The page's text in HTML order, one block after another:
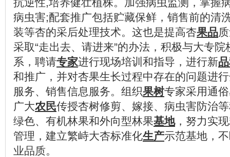
病虫害;配套推广包括贮藏保鲜，销售前的清
装等杏的采后处理技术。这也是提高杏果品
采取“走出去、请进来”的办法，积极与大专
系，聘请专家进行现场培训和指导，进行新
和推广，并对杏果生长过程中存在的问题进
服务、销售信息服务。组织果树专家采用通
广大农民传授杏树修剪、嫁接、病虫害防治
绿色、有机林果和外向型林果基地，努力实
管理，建立繁峙大杏标准化生产示范基地，
业品质。